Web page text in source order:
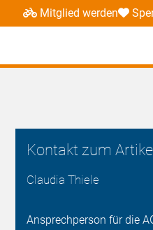
Mitglied werden
Kontakt zum Artikel
Claudia Thiele
Ansprechperson für die